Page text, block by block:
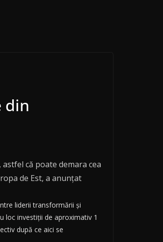
din
că poate demara cea
de Est, a anunţat
liderii transformării şi
loc investiţii de aproximativ 1
după ce aici se